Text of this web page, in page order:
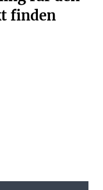
finden